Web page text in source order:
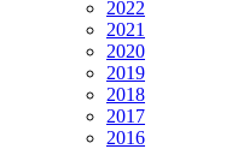
2022
2021
2020
2019
2018
2017
2016